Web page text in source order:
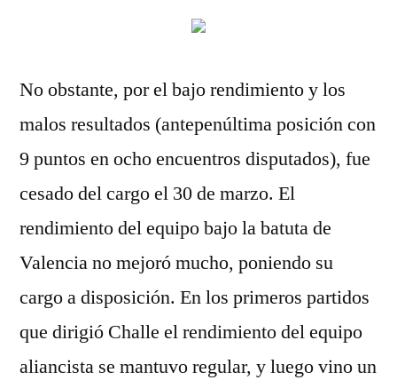
No obstante, por el bajo rendimiento y los
malos resultados (antepenúltima posición con
9 puntos en ocho encuentros disputados), fue
cesado del cargo el 30 de marzo. El
rendimiento del equipo bajo la batuta de
Valencia no mejoró mucho, poniendo su
cargo a disposición. En los primeros partidos
que dirigió Challe el rendimiento del equipo
aliancista se mantuvo regular, y luego vino un